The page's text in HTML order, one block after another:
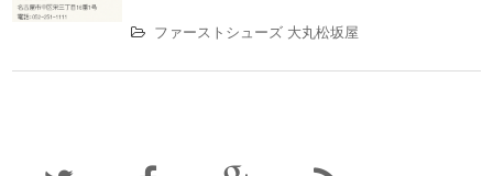
ファーストシューズ 大丸松坂屋